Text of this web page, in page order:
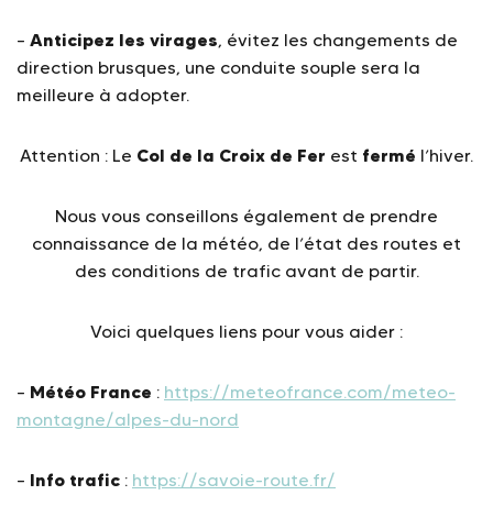
– Anticipez les virages, évitez les changements de
direction brusques, une conduite souple sera la
meilleure à adopter.
Attention : Le Col de la Croix de Fer est fermé l’hiver.
Nous vous conseillons également de prendre
connaissance de la météo, de l’état des routes et
des conditions de trafic avant de partir.
Voici quelques liens pour vous aider :
– Météo France : https://meteofrance.com/meteo-
montagne/alpes-du-nord
– Info trafic : https://savoie-route.fr/